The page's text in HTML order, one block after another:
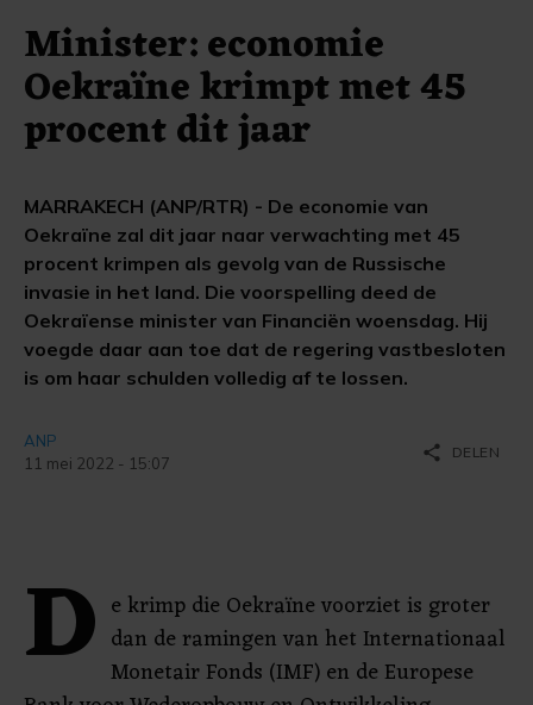
Minister: economie
Oekraïne krimpt met 45
procent dit jaar
MARRAKECH (ANP/RTR) - De economie van
Oekraïne zal dit jaar naar verwachting met 45
procent krimpen als gevolg van de Russische
invasie in het land. Die voorspelling deed de
Oekraïense minister van Financiën woensdag. Hij
voegde daar aan toe dat de regering vastbesloten
is om haar schulden volledig af te lossen.
ANP
11 mei 2022 - 15:07
share DELEN
D e krimp die Oekraïne voorziet is groter
dan de ramingen van het Internationaal
Monetair Fonds (IMF) en de Europese